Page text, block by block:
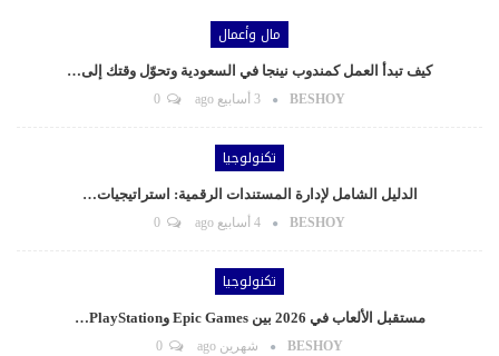
مال وأعمال
كيف تبدأ العمل كمندوب نينجا في السعودية وتحوّل وقتك إلى…
BESHOY 3 أسابيع ago
تكنولوجيا
الدليل الشامل لإدارة المستندات الرقمية: استراتيجيات…
BESHOY 4 أسابيع ago
تكنولوجيا
مستقبل الألعاب في 2026 بين Epic Games وPlayStation…
BESHOY شهرين ago